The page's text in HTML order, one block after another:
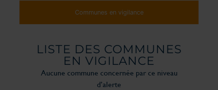
Communes en vigilance
LISTE DES COMMUNES
EN VIGILANCE
Aucune commune concernée par ce niveau
d’alerte